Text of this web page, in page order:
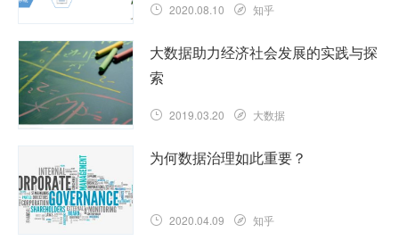
2020.08.10 知乎
大数据助力经济社会发展的实践与探
索
2019.03.20 大数据
为何数据治理如此重要？
2020.04.09 知乎